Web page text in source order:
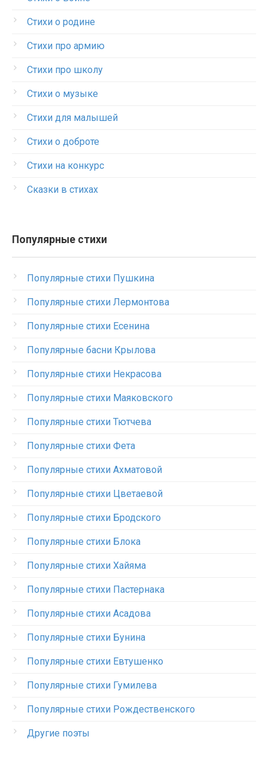
Стихи о родине
Стихи про армию
Стихи про школу
Стихи о музыке
Стихи для малышей
Стихи о доброте
Стихи на конкурс
Сказки в стихах
Популярные стихи
Популярные стихи Пушкина
Популярные стихи Лермонтова
Популярные стихи Есенина
Популярные басни Крылова
Популярные стихи Некрасова
Популярные стихи Маяковского
Популярные стихи Тютчева
Популярные стихи Фета
Популярные стихи Ахматовой
Популярные стихи Цветаевой
Популярные стихи Бродского
Популярные стихи Блока
Популярные стихи Хайяма
Популярные стихи Пастернака
Популярные стихи Асадова
Популярные стихи Бунина
Популярные стихи Евтушенко
Популярные стихи Гумилева
Популярные стихи Рождественского
Другие поэты